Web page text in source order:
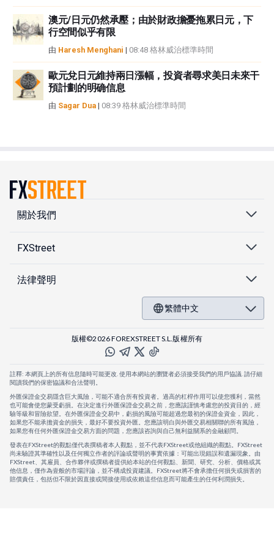
澳元/日元仍然承壓；由於財政擔憂拖累日元，下
行空間似乎有限
由 Haresh Menghani | 08:48 格林威治標準時間
歐元兌日元維持兩日漲幅，投資者尋求美日未來干
預計劃的明确信息
由 Sagar Dua | 08:39 格林威治標準時間
關於我們
FXStreet
法律聲明
繁體中文
版權©2026 FOREXSTREET S.L.版權所有
註釋: 本網頁上的所有信息隨時可能更改. 使用本網站的瀏覽者必須接受我們的用戶協議. 請仔細
閱讀我們的保密協議和合法聲明。
外匯保證金交易隱含巨大風險，可能不適合所有投資者。過高的杠桿作用可以使您獲利，當然
也可能會使您蒙受虧損。在決定進行外匯保證金交易之前，您應該謹慎考慮您的投資目的，經
驗等級和冒險欲望。在外匯保證金交易中，虧損的風險可能超過您最初的保證金資金，因此，
如果您不能承擔資金的損失，最好不要投資外匯。您應該明白與外匯交易相關聯的所有風險，
如果您有任何外匯保證金交易方面的問題，您應該咨詢與自己無利益關系的金融顧問。
發表在FXStreet的觀點僅代表撰稿者本人觀點，並不代表FXStreet或他組織的觀點。FXStreet
尚未驗證其準確性以及任何獨立作者的評論或聲明的事實依據：可能出現錯誤和遺漏現象。由
FXStreet、其雇員、合作夥伴或撰稿者提供給本站的任何觀點、新聞、研究、分析、價格或其
他信息，僅作為壹般的市場評論，並不構成投資建議。FXStreet將不會承擔任何損失或損害的
賠償責任，包括但不限於因直接或間接使用或依賴這些信息而可能產生的任何利潤損失。